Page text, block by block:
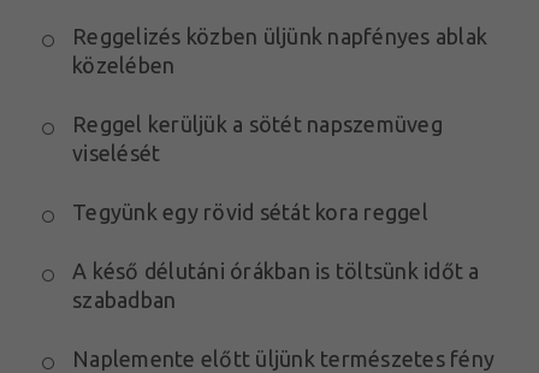
Reggelizés közben üljünk napfényes ablak
közelében
Reggel kerüljük a sötét napszemüveg
viselését
Tegyünk egy rövid sétát kora reggel
A késő délutáni órákban is töltsünk időt a
szabadban
Naplemente előtt üljünk természetes fény